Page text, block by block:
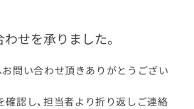
せを承りました。
問い合わせ頂きありがとうござい
認し、担当者より折り返しご連絡